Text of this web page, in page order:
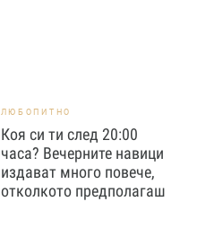
ЛЮБОПИТНО
Коя си ти след 20:00
часа? Вечерните навици
издават много повече,
отколкото предполагаш